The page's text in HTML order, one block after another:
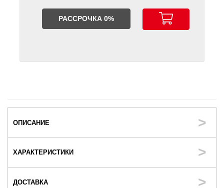
РАССРОЧКА 0%
ОПИСАНИЕ
ХАРАКТЕРИСТИКИ
ДОСТАВКА